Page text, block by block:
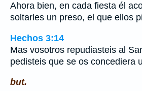
Ahora bien, en cada fiesta él
soltarles un preso, el que ellos
Hechos 3:14
Mas vosotros repudiasteis al
pedisteis que se os concediera
but.